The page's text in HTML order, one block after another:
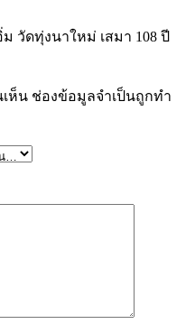
วัดทุ่งนาใหม่ เสมา 108 ปี
ห็น ช่องข้อมูลจำเป็นถูกทำ